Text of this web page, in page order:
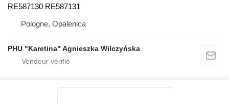
RE587130 RE587131
Pologne, Opalenica
PHU "Karetina" Agnieszka Wilczyńska